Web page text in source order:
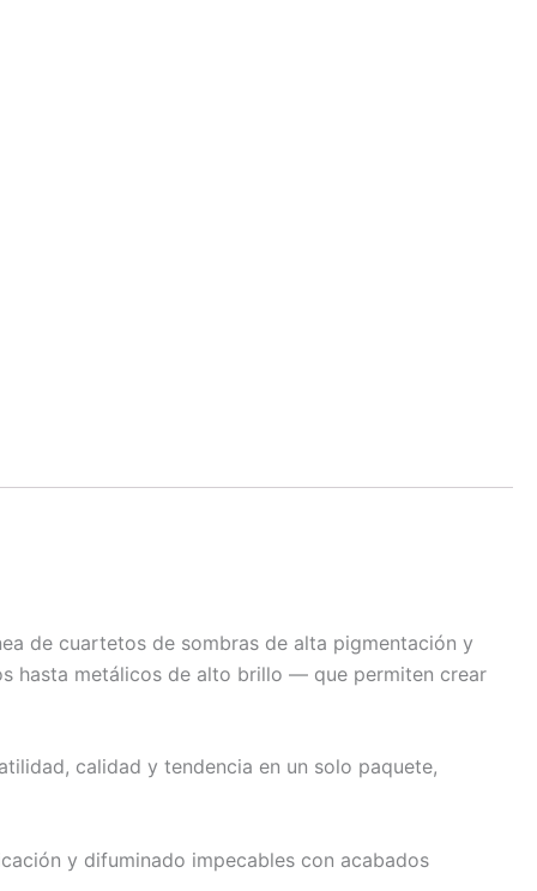
de cuartetos de sombras de alta pigmentación y
hasta metálicos de alto brillo — que permiten crear
calidad y tendencia en un solo paquete,
y difuminado impecables con acabados